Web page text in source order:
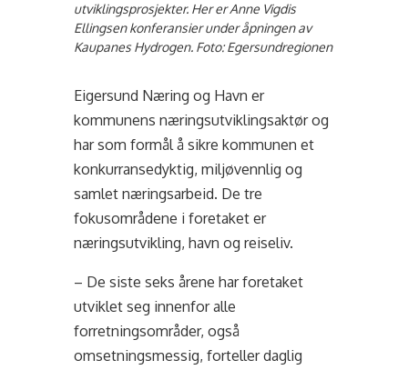
utviklingsprosjekter. Her er Anne Vigdis
Ellingsen konferansier under åpningen av
Kaupanes Hydrogen. Foto: Egersundregionen
Eigersund Næring og Havn er
kommunens næringsutviklingsaktør og
har som formål å sikre kommunen et
konkurransedyktig, miljøvennlig og
samlet næringsarbeid. De tre
fokusområdene i foretaket er
næringsutvikling, havn og reiseliv.
– De siste seks årene har foretaket
utviklet seg innenfor alle
forretningsområder, også
omsetningsmessig, forteller daglig